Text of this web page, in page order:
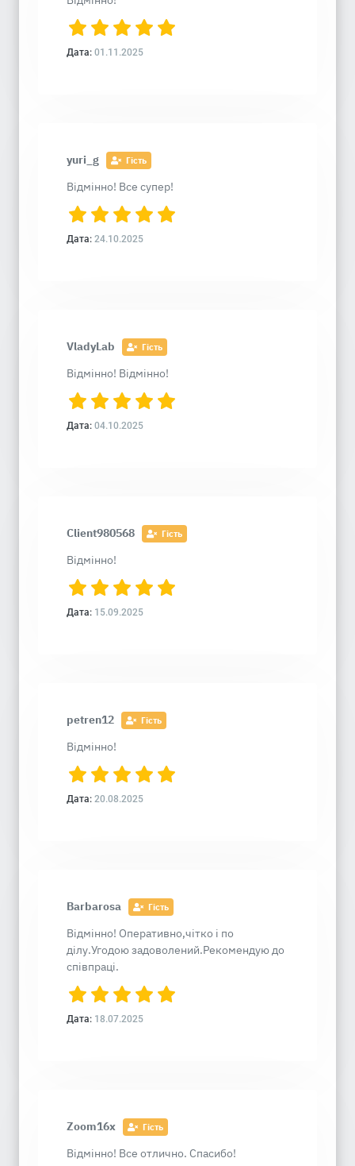
Дата: 01.11.2025
yuri_g Гість
Відмінно! Все супер!
Дата: 24.10.2025
VladyLab Гість
Відмінно! Відмінно!
Дата: 04.10.2025
Client980568 Гість
Відмінно!
Дата: 15.09.2025
petren12 Гість
Відмінно!
Дата: 20.08.2025
Barbarosa Гість
Відмінно! Оперативно,чітко і по
ділу.Угодою задоволений.Рекомендую до
співпраці.
Дата: 18.07.2025
Zoom16x Гість
Відмінно! Все отлично. Спасибо!